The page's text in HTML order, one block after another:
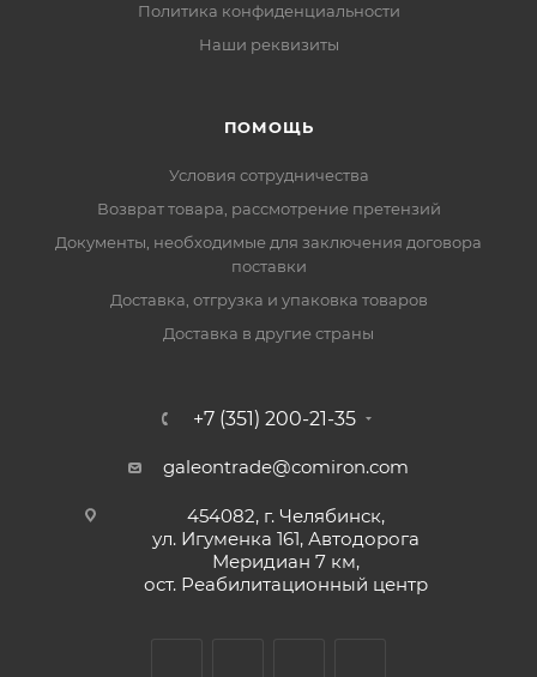
Политика конфиденциальности
Наши реквизиты
ПОМОЩЬ
Условия сотрудничества
Возврат товара, рассмотрение претензий
Документы, необходимые для заключения договора
поставки
Доставка, отгрузка и упаковка товаров
Доставка в другие страны
+7 (351) 200-21-35
galeontrade@comiron.com
454082, г. Челябинск,
ул. Игуменка 161, Автодорога
Меридиан 7 км,
ост. Реабилитационный центр